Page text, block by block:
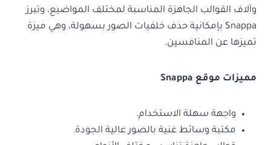
وآلاف القوالب الجاهزة المناسبة لمختلف المواضيع، وتبرز
Snappa بإمكانية حذف خلفيات الصور بسهولة، وهي ميزة
تميزها عن المنافسين.
مميزات موقع Snappa
واجهة سهلة الاستخدام.
مكتبة وسائط غنية بالصور عالية الجودة.